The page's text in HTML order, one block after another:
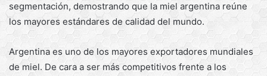
segmentación, demostrando que la miel argentina reúne
los mayores estándares de calidad del mundo.
Argentina es uno de los mayores exportadores mundiales
de miel. De cara a ser más competitivos frente a los